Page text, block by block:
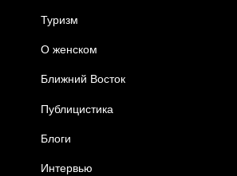
Туризм
О женском
Ближний Восток
Публицистика
Блоги
Интервью